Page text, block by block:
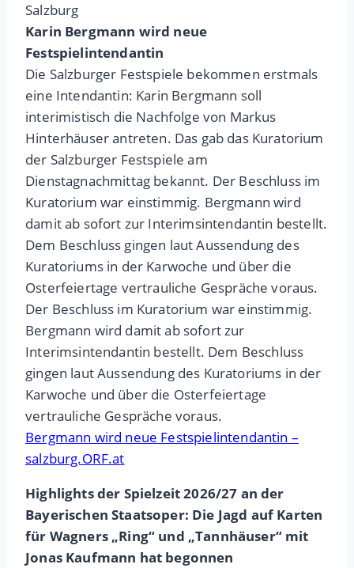
Salzburg
Karin Bergmann wird neue
Festspielintendantin
Die Salzburger Festspiele bekommen erstmals
eine Intendantin: Karin Bergmann soll
interimistisch die Nachfolge von Markus
Hinterhäuser antreten. Das gab das Kuratorium
der Salzburger Festspiele am
Dienstagnachmittag bekannt. Der Beschluss im
Kuratorium war einstimmig. Bergmann wird
damit ab sofort zur Interimsintendantin bestellt.
Dem Beschluss gingen laut Aussendung des
Kuratoriums in der Karwoche und über die
Osterfeiertage vertrauliche Gespräche voraus.
Der Beschluss im Kuratorium war einstimmig.
Bergmann wird damit ab sofort zur
Interimsintendantin bestellt. Dem Beschluss
gingen laut Aussendung des Kuratoriums in der
Karwoche und über die Osterfeiertage
vertrauliche Gespräche voraus.
Bergmann wird neue Festspielintendantin –
salzburg.ORF.at
Highlights der Spielzeit 2026/27 an der
Bayerischen Staatsoper: Die Jagd auf Karten
für Wagners „Ring“ und „Tannhäuser“ mit
Jonas Kaufmann hat begonnen